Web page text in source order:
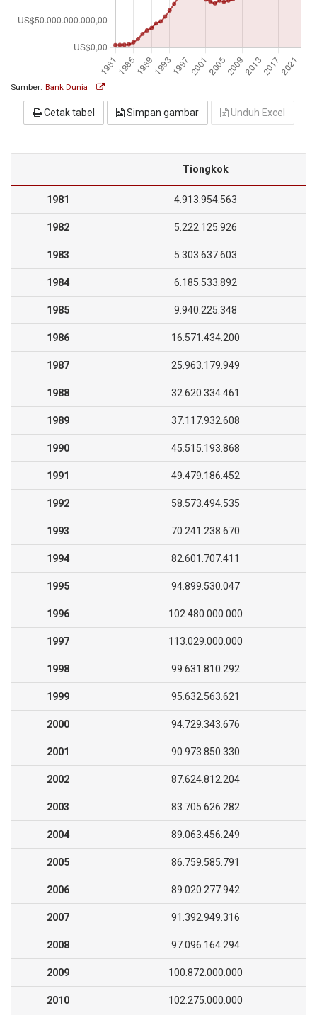
Sumber: Bank Dunia
Cetak tabel Simpan gambar Unduh Excel
Tiongkok
1981 4.913.954.563
1982 5.222.125.926
1983 5.303.637.603
1984 6.185.533.892
1985 9.940.225.348
1986 16.571.434.200
1987 25.963.179.949
1988 32.620.334.461
1989 37.117.932.608
1990 45.515.193.868
1991 49.479.186.452
1992 58.573.494.535
1993 70.241.238.670
1994 82.601.707.411
1995 94.899.530.047
1996 102.480.000.000
1997 113.029.000.000
1998 99.631.810.292
1999 95.632.563.621
2000 94.729.343.676
2001 90.973.850.330
2002 87.624.812.204
2003 83.705.626.282
2004 89.063.456.249
2005 86.759.585.791
2006 89.020.277.942
2007 91.392.949.316
2008 97.096.164.294
2009 100.872.000.000
2010 102.275.000.000